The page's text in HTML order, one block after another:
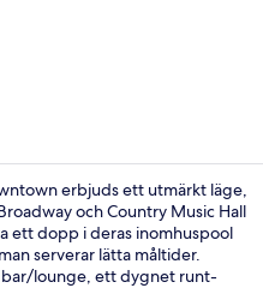
erbjuds ett utmärkt läge,
och Country Music Hall
ett dopp i deras inomhuspool
serverar lätta måltider.
bar/lounge, ett dygnet runt-